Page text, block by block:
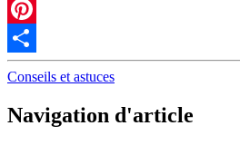
Twitter
Pinterest
Partager
Conseils et astuces
Navigation d'article